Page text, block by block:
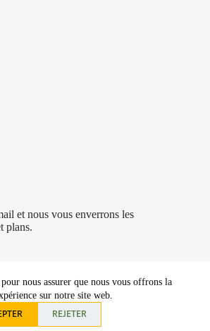
nous assurer que nous vous offrons la
sur notre site web.
REJETER
et nous vous enverrons les
plans.